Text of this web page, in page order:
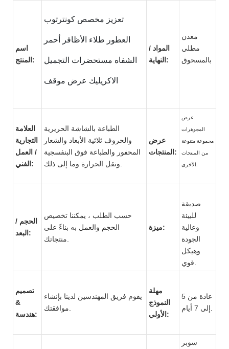
اسم
المنتج:
تعزيز مخصص كونترتوب
العطور طلاء الأظافر أحمر
الشفاه مستحضرات التجميل
الاكريليك عرض موقف
المواد /
النهاية:
معدن
مطلي
بالمسحوق
العلامة
التجارية
/ العمل
الفني:
الطباعة بالشاشة الحريرية
والحروف ثلاثية الأبعاد والشعار
المحفور والطباعة فوق البنفسجية
عرض
المنتجات:
عرض
المجوهرات
مجموعة متنوعة
من المنتجات
الحجم /
البعد:
حسب الطلب ، يمكننا تخصيص
الحجم والعمل به بناءً على
ميزة:
صديقة
للبيئة
وعالية
الجودة
وهيكل
تصميم
&
هندسة:
يقوم فريق المهندسين لدينا بإنشاء
مهلة
النموذج
الأولي:
عادة من 5
سوبر